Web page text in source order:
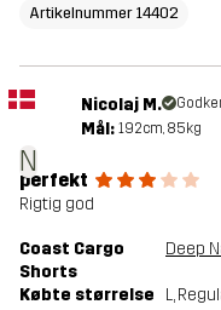
Artikelnummer 14402
N
Nicolaj M.
Mål: 192cm, 85kg
perfekt
Rigtig god
Coast Cargo
Shorts
Deep
Købte størrelse L,